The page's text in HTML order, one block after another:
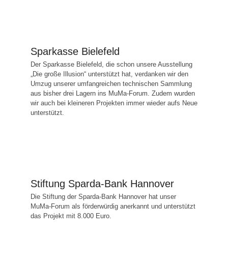
Sparkasse Bielefeld
Der Sparkasse Bielefeld, die schon unsere Ausstellung
„Die große Illusion“ unterstützt hat, verdanken wir den
Umzug unserer umfangreichen technischen Sammlung
aus bisher drei Lagern ins MuMa-Forum. Zudem wurden
wir auch bei kleineren Projekten immer wieder aufs Neue
unterstützt.
Stiftung Sparda-Bank Hannover
Die Stiftung der Sparda-Bank Hannover hat unser
MuMa-Forum als förderwürdig anerkannt und unterstützt
das Projekt mit 8.000 Euro.